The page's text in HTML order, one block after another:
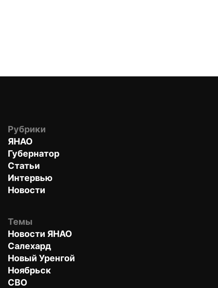
Рубрики
ЯНАО
Губернатор
Статьи
Интервью
Новости
Темы
Новости ЯНАО
Салехард
Новый Уренгой
Ноябрьск
СВО